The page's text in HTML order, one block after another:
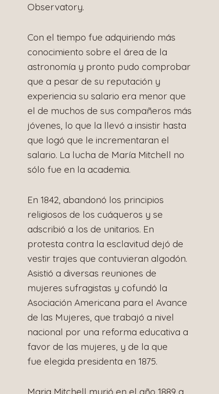
Observatory.
Con el tiempo fue adquiriendo más
conocimiento sobre el área de la
astronomía y pronto pudo comprobar
que a pesar de su reputación y
experiencia su salario era menor que
el de muchos de sus compañeros más
jóvenes, lo que la llevó a insistir hasta
que logó que le incrementaran el
salario. La lucha de María Mitchell no
sólo fue en la academia.
En 1842, abandonó los principios
religiosos de los cuáqueros y se
adscribió a los de unitarios. En
protesta contra la esclavitud dejó de
vestir trajes que contuvieran algodón.
Asistió a diversas reuniones de
mujeres sufragistas y cofundó la
Asociación Americana para el Avance
de las Mujeres, que trabajó a nivel
nacional por una reforma educativa a
favor de las mujeres, y de la que
fue elegida presidenta en 1875.
Maria Mitchell murió en el año 1889 a